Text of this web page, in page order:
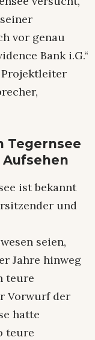
vor genau
Bank i.G.“
Projektleiter
Tegernsee
ist bekannt
und
seien,
Jahre hinweg
teure
Vorwurf der
hatte
teure